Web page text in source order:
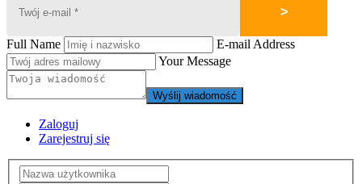
Full Name
E-mail Address
Your Message
Wyślij wiadomość
Zaloguj
Zarejestruj się